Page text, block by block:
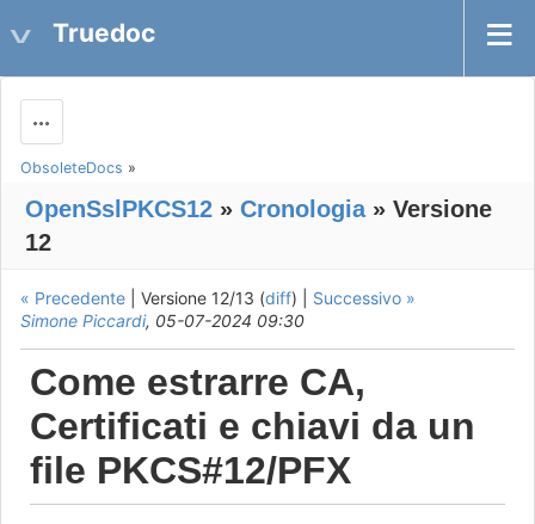
Truedoc
ObsoleteDocs »
OpenSslPKCS12 » Cronologia» Versione
12
« Precedente | Versione 12/13 (diff) | Successivo »
Simone Piccardi, 05-07-2024 09:30
Come estrarre CA,
Certificati e chiavi da un
file PKCS#12/PFX